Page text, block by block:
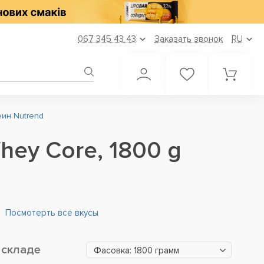
067 345 43 43 Заказать звонок RU
Nutrend
Core, 1800 g
Посмотерть все вкусы
Фасовка: 1800 грамм